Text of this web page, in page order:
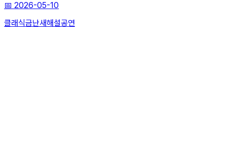
📅 2026-05-10
클래식금난새해설공연